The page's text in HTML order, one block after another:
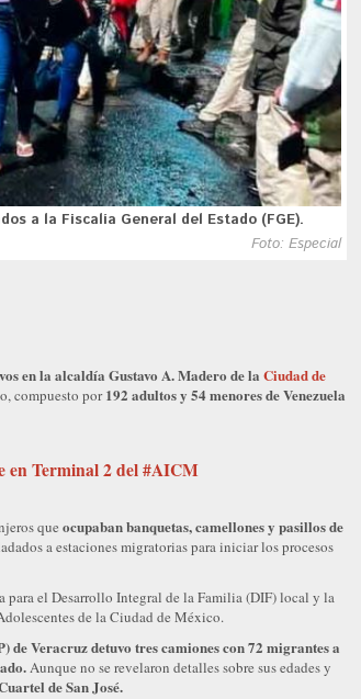
a la Fiscalía General del Estado (FGE).
Foto: Especial
en la alcaldía Gustavo A. Madero de la Ciudad de
compuesto por192 adultos y 54 menores de Venezuela
en Terminal 2 del #AICM
que ocupaban banquetas, camellones y pasillos de
a estaciones migratorias para iniciar los procesos
el Desarrollo Integral de la Familia (DIF) local y la
de la Ciudad de México.
de Veracruz detuvo tres camiones con 72 migrantes a
Aunque no se revelaron detalles sobre sus edades y
de San José.